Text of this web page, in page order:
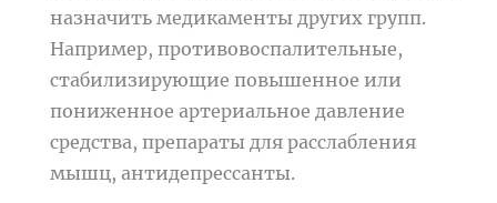
назначить медикаменты других групп.
Например, противовоспалительные,
стабилизирующие повышенное или
пониженное артериальное давление
средства, препараты для расслабления
мышц, антидепрессанты.